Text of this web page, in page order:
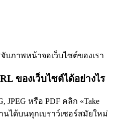
ภาพหน้าจอเว็บไซต์ของเรา
ของเว็บไซต์ได้อย่างไร
JPEG หรือ PDF คลิก «Take
นได้บนทุกเบราว์เซอร์สมัยใหม่